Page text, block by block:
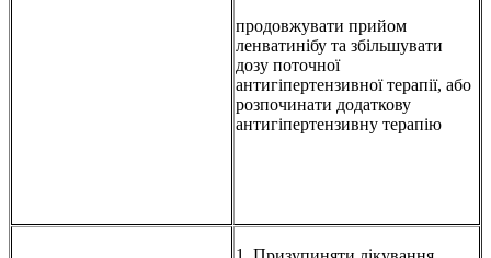
продовжувати прийом
ленватинібу та збільшувати
дозу поточної
антигіпертензивної терапії, або
розпочинати додаткову
антигіпертензивну терапію